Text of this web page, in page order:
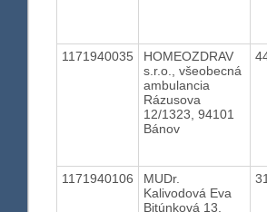
1171940035
HOMEOZDRAV
s.r.o., všeobecná
ambulancia
Rázusova
12/1323, 94101
Bánov
1171940106
MUDr.
Kalivodová Eva
Bitúnková 13,